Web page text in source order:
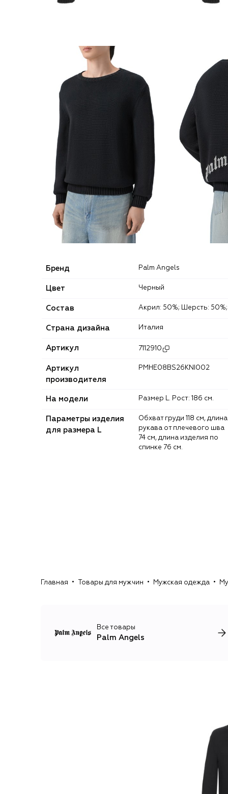
Бренд Palm Angels
Цвет Черный
Состав Акрил: 50%; Шерсть: 50%;
Страна дизайна Италия
Артикул 7112910
Артикул
производителя
PMHE08BS26KNI002
На модели Размер L. Рост: 186 см.
Параметры изделия
для размера L
Обхват груди 118 см, длина
рукава от плечевого шва
74 см, длина изделия по
спинке 76 см.
Главная Товары для мужчин Мужская одежда
Все товары
Palm Angels